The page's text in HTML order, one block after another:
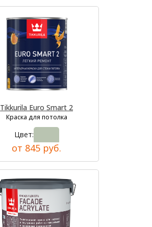
Tikkurila Euro Smart 2
Краска для потолка
Цвет:
от 845 руб.